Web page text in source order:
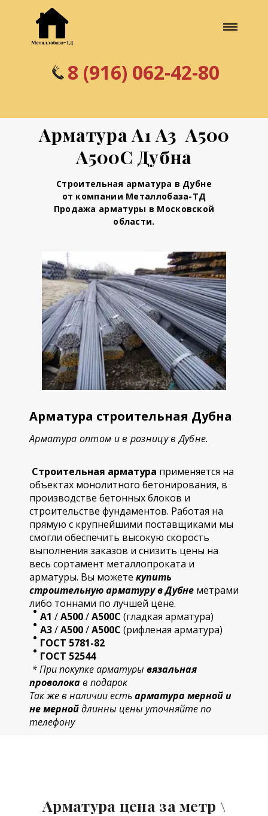
8 (916) 062-42-80
Арматура А1 А3 А500
А500С Дубна
Строительная арматура в Дубне
от компании Металлобаза-ТД
Продажа арматуры в Московской
области.
Арматура строительная Дубна
Арматура оптом и в розницу в Дубне.
Строительная арматура применяется на
объектах монолитного бетонирования, в
производстве бетонных блоков и
строительстве фундаментов. Работая на
прямую с крупнейшими поставщиками мы
смогли обеспечить высокую скорость
выполнения заказов и снизить цены на
весь сортамент металлопроката и
арматуры. Вы можете купить
строительнуюарматуру в Дубне метрами
либо тоннами по лучшей цене.
А1 /А500/А500С (гладкая арматура)
А3/А500/А500С (рифленая арматура)
ГОСТ 5781-82
ГОСТ 52544
* При покупке арматуры вязальная
проволокав подарок
Так же в наличии естьарматура мерной и
не мернойдлинны цены уточняйте по
телефону
Арматура цена за метр \